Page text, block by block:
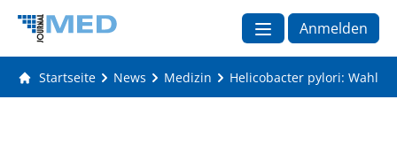
Anmelden
Startseite News Medizin Helicobacter pylori: Wahl